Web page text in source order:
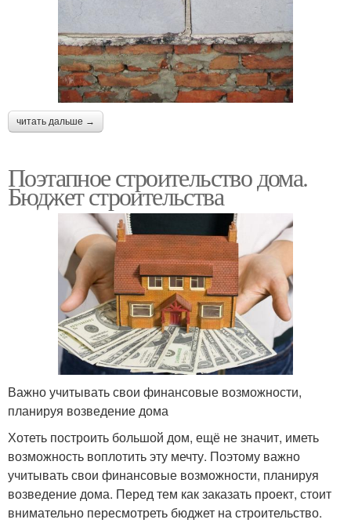
читать дальше →
Поэтапное строительство дома.
Бюджет строительства
Важно учитывать свои финансовые возможности,
планируя возведение дома
Хотеть построить большой дом, ещё не значит, иметь
возможность воплотить эту мечту. Поэтому важно
учитывать свои финансовые возможности, планируя
возведение дома. Перед тем как заказать проект, стоит
внимательно пересмотреть бюджет на строительство.